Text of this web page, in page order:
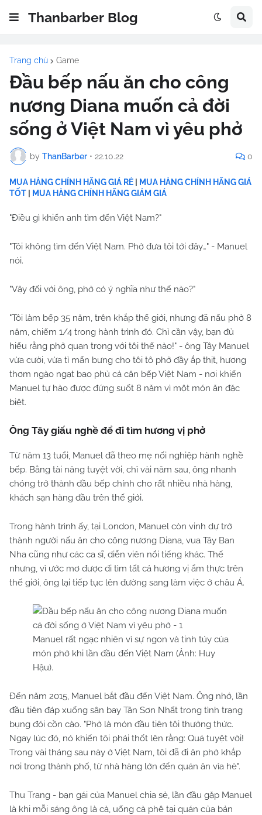
Thanbarber Blog
Trang chủ Game
Đầu bếp nấu ăn cho công
nương Diana muốn cả đời
sống ở Việt Nam vì yêu phở
by ThanBarber • 22.10.22 0
MUA HÀNG CHÍNH HÃNG GIÁ RẺ
MUA HÀNG CHÍNH HÃNG GIÁ
TỐT
MUA HÀNG CHÍNH HÃNG GIẢM GIÁ
"Điều gì khiến anh tìm đến Việt Nam?"
"Tôi không tìm đến Việt Nam. Phở đưa tôi tới đây…" - Manuel
nói.
"Vậy đối với ông, phở có ý nghĩa như thế nào?"
"Tôi làm bếp 35 năm, trên khắp thế giới, nhưng đã nấu phở 8
năm, chiếm 1/4 trong hành trình đó. Chỉ cần vậy, bạn đủ
hiểu rằng phở quan trọng với tôi thế nào!" - ông Tây Manuel
vừa cười, vừa tỉ mẩn bưng cho tôi tô phở đầy ắp thịt, hương
thơm ngào ngạt bao phủ cả căn bếp Việt Nam - nơi khiến
Manuel tự hào được đứng suốt 8 năm vì một món ăn đặc
biệt.
Ông Tây giấu nghề để đi tìm hương vị phở
Từ năm 13 tuổi, Manuel đã theo mẹ nối nghiệp hành nghề
bếp. Bằng tài năng tuyệt vời, chỉ vài năm sau, ông nhanh
chóng trở thành đầu bếp chính cho rất nhiều nhà hàng,
khách sạn hàng đầu trên thế giới.
Trong hành trình ấy, tại London, Manuel còn vinh dự trở
thành người nấu ăn cho công nương Diana, vua Tây Ban
Nha cũng như các ca sĩ, diễn viên nổi tiếng khác. Thế
nhưng, vì ước mơ được đi tìm tất cả hương vị ẩm thực trên
thế giới, ông lại tiếp tục lên đường sang làm việc ở châu Á.
Manuel rất ngạc nhiên vì sự ngon và tinh túy của
món phở khi lần đầu đến Việt Nam (Ảnh: Huy
Hậu).
Đến năm 2015, Manuel bắt đầu đến Việt Nam. Ông nhớ, lần
đầu tiên đáp xuống sân bay Tân Sơn Nhất trong tình trạng
bụng đói cồn cào. "Phở là món đầu tiên tôi thưởng thức.
Ngay lúc đó, nó khiến tôi phải thốt lên rằng: Quá tuyệt vời!
Trong vài tháng sau này ở Việt Nam, tôi đã đi ăn phở khắp
nơi trong thành phố, từ nhà hàng lớn đến quán ăn vỉa hè".
Thu Trang - bạn gái của Manuel chia sẻ, lần đầu gặp Manuel
là khi mỗi sáng ông là cà, uống cà phê tại quán của bản